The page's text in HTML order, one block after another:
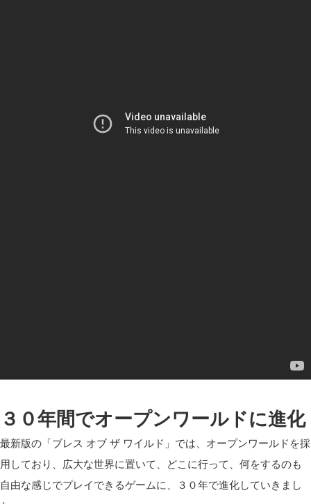
３０年間でオープンワールドに進化
最新版の「ブレス オブ ザ ワイルド」では、オープンワールドを採
用しており、広大な世界に置いて、どこに行って、何をするのも
自由な感じでプレイできるゲームに、３０年で進化していきまし